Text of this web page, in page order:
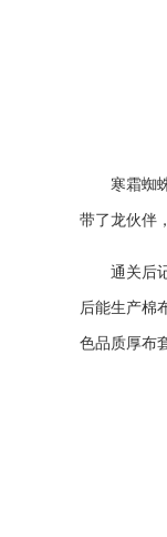
寒霜蜘
带了龙伙伴
通关后
后能生产棉
色品质厚布